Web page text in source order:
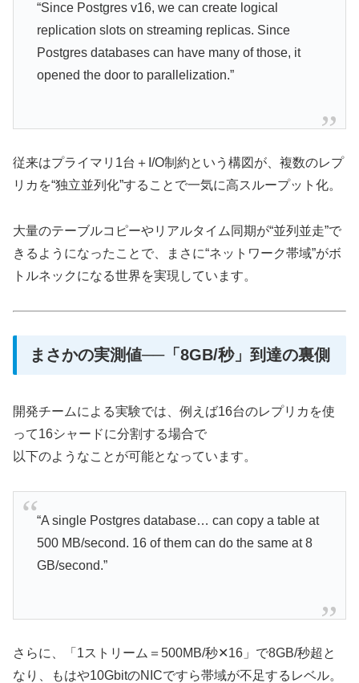
“Since Postgres v16, we can create logical
replication slots on streaming replicas. Since
Postgres databases can have many of those, it
opened the door to parallelization.”
従来はプライマリ1台＋I/O制約という構図が、複数のレプ
リカを“独立並列化”することで一気に高スループット化。
大量のテーブルコピーやリアルタイム同期が“並列並走”で
きるようになったことで、まさに“ネットワーク帯域”がボ
トルネックになる世界を実現しています。
まさかの実測値──「8GB/秒」到達の裏側
開発チームによる実験では、例えば16台のレプリカを使
って16シャードに分割する場合で
以下のようなことが可能となっています。
“A single Postgres database… can copy a table at
500 MB/second. 16 of them can do the same at 8
GB/second.”
さらに、「1ストリーム＝500MB/秒✕16」で8GB/秒超と
なり、もはや10GbitのNICですら帯域が不足するレベル。